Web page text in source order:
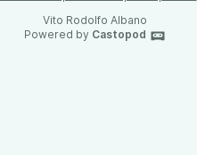
Vito Rodolfo Albano
Powered by Castopod